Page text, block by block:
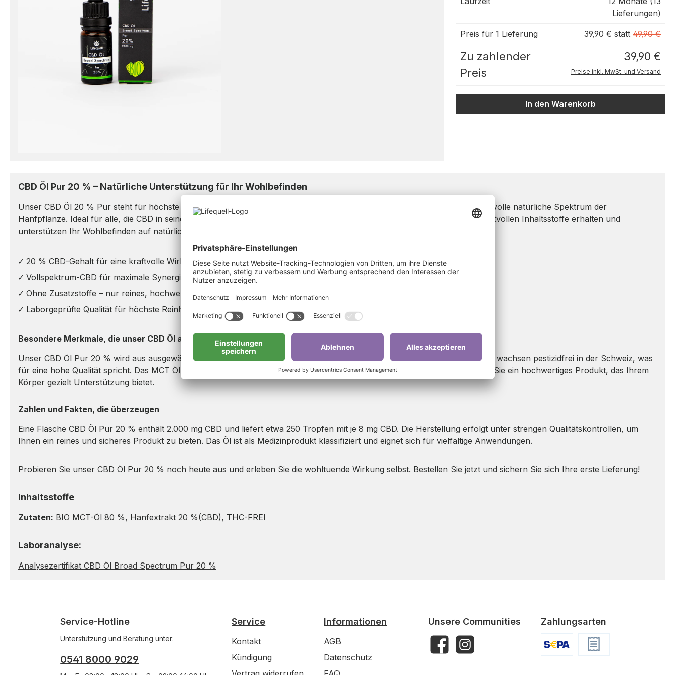
Lieferungen)
Preis für 1 Lieferung 39,90 € statt 49,90 €
Zu zahlender
Preis
39,90 €
Preise inkl. MwSt. und Versand
In den Warenkorb
CBD Öl Pur 20 % – Natürliche Unterstützung für Ihr Wohlbefinden
Unser CBD Öl 20 % Pur steht für höchste Reinheit und unverfälschten Geschmack. Ohne zusätzliche Aromen bietet es das volle natürliche Spektrum der
Hanfpflanze. Ideal für alle, die CBD in seiner reinsten Form genießen möchten. Dank schonender Extraktion bleiben alle wertvollen Inhaltsstoffe erhalten und
unterstützen Ihr Wohlbefinden auf natürliche Weise.
20 % CBD-Gehalt für eine kraftvolle Wirkung
Vollspektrum-CBD für maximale Synergie-Effekte
Ohne Zusatzstoffe – nur reines, hochwertiges CBD-Öl
Laborgeprüfte Qualität für höchste Reinheit und Sicherheit
Besondere Merkmale, die unser CBD Öl auszeichnen
Unser CBD Öl Pur 20 % wird aus ausgewählten Cannabis Sativa Blüten, Blättern und Stielen gewonnen. Die Nutzhanfsorten wachsen pestizidfrei in der Schweiz, was
für eine hohe Qualität spricht. Das MCT Öl als Träger sorgt für eine optimale Aufnahme des Cannabidiols. Dadurch erhalten Sie ein hochwertiges Produkt, das Ihrem
Körper gezielt Unterstützung bietet.
Zahlen und Fakten, die überzeugen
Eine Flasche CBD Öl Pur 20 % enthält 2.000 mg CBD und liefert etwa 250 Tropfen mit je 8 mg CBD. Die Herstellung erfolgt unter strengen Qualitätskontrollen, um
Ihnen ein reines und sicheres Produkt zu bieten. Das Öl ist als Medizinprodukt klassifiziert und eignet sich für vielfältige Anwendungen.
Probieren Sie unser CBD Öl Pur 20 % noch heute aus und erleben Sie die wohltuende Wirkung selbst. Bestellen Sie jetzt und sichern Sie sich Ihre erste Lieferung!
Inhaltsstoffe
Zutaten: BIO MCT-Öl 80 %, Hanfextrakt 20 %(CBD), THC-FREI
Laboranalyse:
Analysezertifikat CBD Öl Broad Spectrum Pur 20 %
Service-Hotline
Unterstützung und Beratung unter:
0541 8000 9029
Service
Kontakt
Kündigung
Informationen
AGB
Datenschutz
Unsere Communities
FacebookInstagram
Zahlungsarten